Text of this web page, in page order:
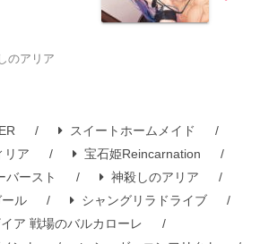
のアリア
スイートホームメイド
リア
宝石姫Reincarnation
バースト
神殺しのアリア
ル
シャングリラドライブ
ア 戦場のバルカローレ